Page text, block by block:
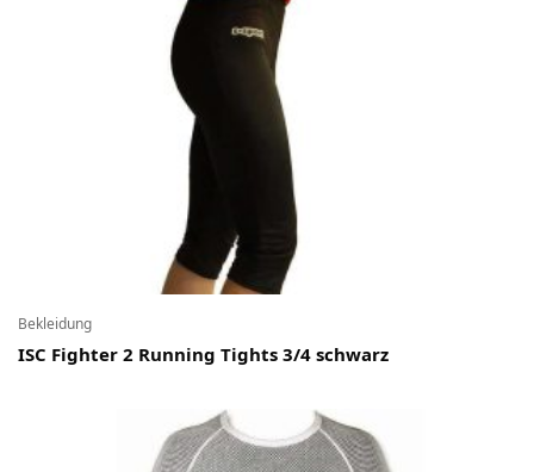
Bekleidung
ISC Fighter 2 Running Tights 3/4 schwarz